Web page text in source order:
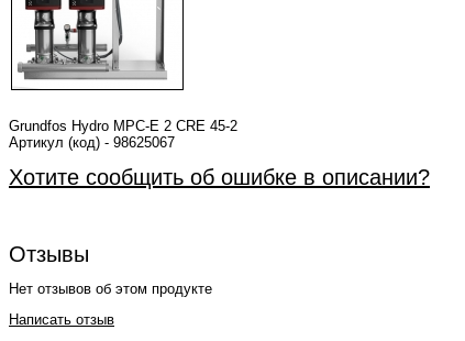
Grundfos Hydro MPC-E 2 CRE 45-2
Артикул (код) - 98625067
Хотите сообщить об ошибке в описании?
Отзывы
Нет отзывов об этом продукте
Написать отзыв